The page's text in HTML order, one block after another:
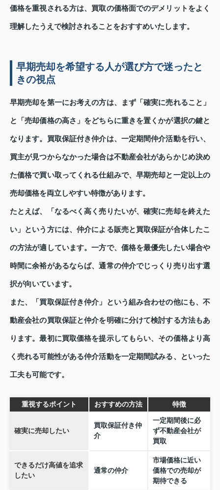
価格を重視される方は、買取の価格面でのデメリットをよく
理解したうえで検討されることをおすすめいたします。
早期売却を希望する人が選び方で迷ったと
きの視点
早期売却を第一にお考えの方は、まず「確実に売れること」
と「売却価格の高さ」をどちらに重きを置くかが選択の鍵と
なります。買取保証付き仲介は、一定期間仲介活動を行い、
買主が見つからなかった場合は不動産会社があらかじめ決め
た価格で買い取ってくれる仕組みで、早期売却と一定以上の
売却価格を両立しやすい特徴があります。
たとえば、「なるべく高く売りたいが、確実に売却を終えた
い」という方には、仲介による販売と買取保証が合体したこ
の方法が適しています。一方で、価格を最優先したい場合や
時間に余裕があるならば、通常の仲介でじっくり売り出す選
択が向いています。
また、「買取保証付き仲介」という組み合わせの他にも、不
動産会社の買取保証と仲介を明確に分けて検討する方法もあ
ります。最初に買取価格を提示してもらい、その価格より高
く売れる可能性がある仲介活動を一定期間試みる、といった
工夫も可能です。
重視するポイント おすすめの方法 特徴
確実に売却したい
買取保証付き仲
介
一定期間後に必
ず不動産会社が
買取
できるだけ高値を追求
したい
通常の仲介
市場価格に近い
価格での売却が
期待できる